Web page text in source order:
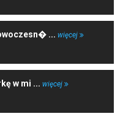
... więcej
w mi ... więcej